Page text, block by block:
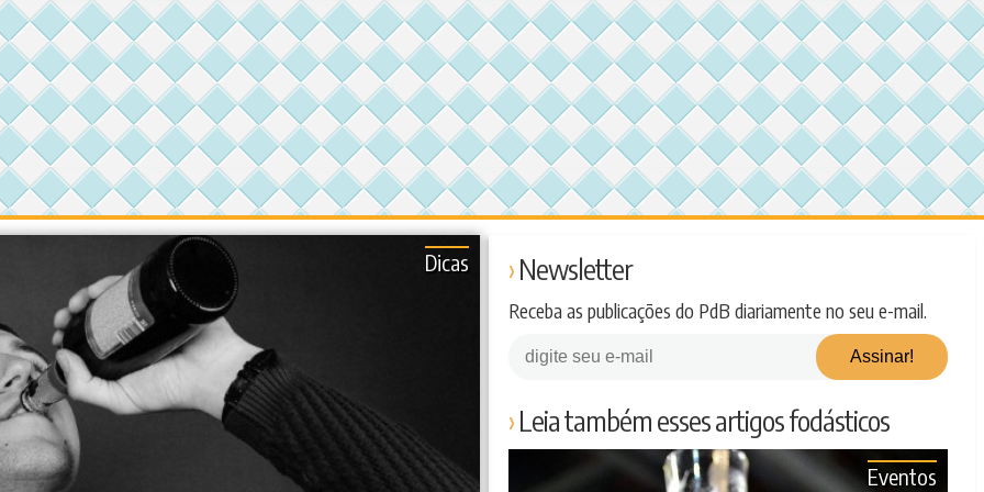
Dicas Newsletter
Receba as publicações do PdB diariamente no seu e-mail.
Leia também esses artigos fodásticos
Eventos